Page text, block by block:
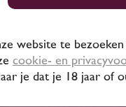
bezorgd
website te bezoeken
cookie- en
je dat je 18 jaar of